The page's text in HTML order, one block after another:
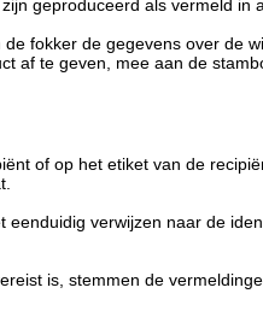
geproduceerd als vermeld
fokker de gegevens over de
af te geven, mee aan de
of op het etiket van de
eenduidig verwijzen naar de
is, stemmen de